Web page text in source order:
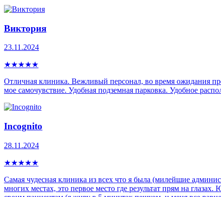
Виктория
23.11.2024
★★★★★
Отличная клиника. Вежливый персонал, во время ожидания
мое самочувствие. Удобная подземная парковка. Удобное
Incognito
28.11.2024
★★★★★
Самая чудесная клиника из всех что я была (милейшие
многих местах, это первое место где результат прям на